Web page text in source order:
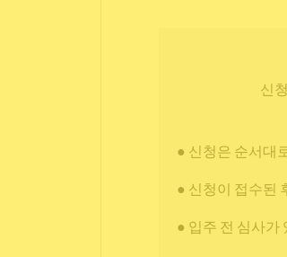
신
● 신청은 순서대
● 신청이 접수된
● 입주 전 심사가